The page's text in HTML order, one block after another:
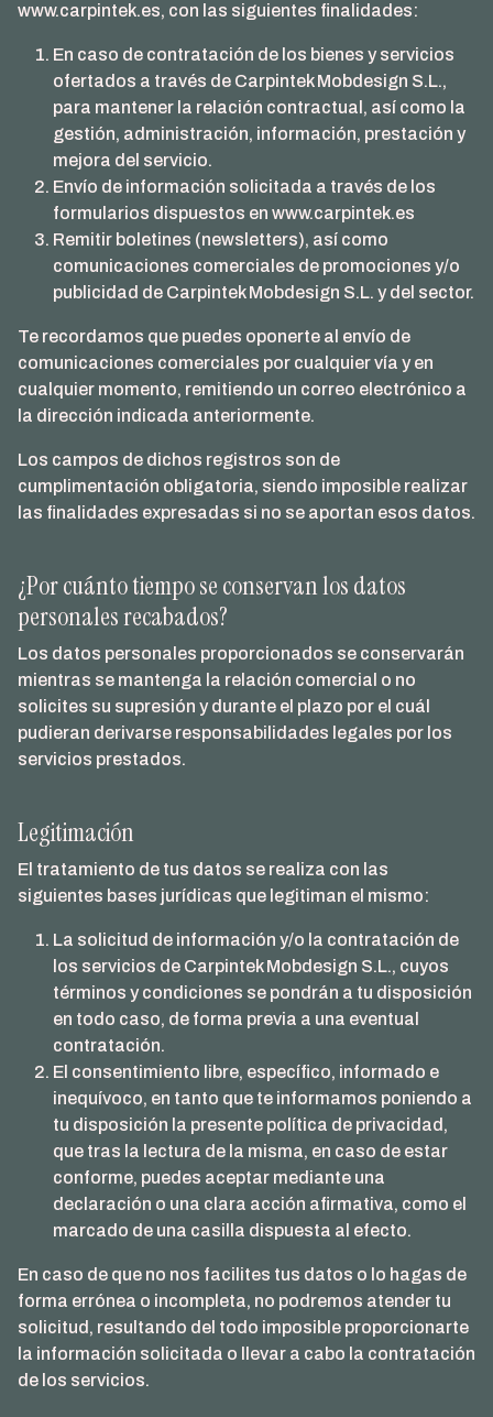
www.carpintek.es, con las siguientes finalidades:
En caso de contratación de los bienes y servicios
ofertados a través de Carpintek Mobdesign S.L.,
para mantener la relación contractual, así como la
gestión, administración, información, prestación y
mejora del servicio.
Envío de información solicitada a través de los
formularios dispuestos en www.carpintek.es
Remitir boletines (newsletters), así como
comunicaciones comerciales de promociones y/o
publicidad de Carpintek Mobdesign S.L. y del sector.
Te recordamos que puedes oponerte al envío de
comunicaciones comerciales por cualquier vía y en
cualquier momento, remitiendo un correo electrónico a
la dirección indicada anteriormente.
Los campos de dichos registros son de
cumplimentación obligatoria, siendo imposible realizar
las finalidades expresadas si no se aportan esos datos.
¿Por cuánto tiempo se conservan los datos
personales recabados?
Los datos personales proporcionados se conservarán
mientras se mantenga la relación comercial o no
solicites su supresión y durante el plazo por el cuál
pudieran derivarse responsabilidades legales por los
servicios prestados.
Legitimación
El tratamiento de tus datos se realiza con las
siguientes bases jurídicas que legitiman el mismo:
La solicitud de información y/o la contratación de
los servicios de Carpintek Mobdesign S.L., cuyos
términos y condiciones se pondrán a tu disposición
en todo caso, de forma previa a una eventual
contratación.
El consentimiento libre, específico, informado e
inequívoco, en tanto que te informamos poniendo a
tu disposición la presente política de privacidad,
que tras la lectura de la misma, en caso de estar
conforme, puedes aceptar mediante una
declaración o una clara acción afirmativa, como el
marcado de una casilla dispuesta al efecto.
En caso de que no nos facilites tus datos o lo hagas de
forma errónea o incompleta, no podremos atender tu
solicitud, resultando del todo imposible proporcionarte
la información solicitada o llevar a cabo la contratación
de los servicios.